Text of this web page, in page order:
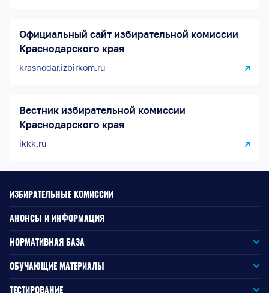
Официальный сайт избирательной комиссии
Краснодарского края
krasnodar.izbirkom.ru
Вестник избирательной комиссии
Краснодарского края
ikkk.ru
ИЗБИРАТЕЛЬНЫЕ КОМИССИИ
АНОНСЫ И ИНФОРМАЦИЯ
НОРМАТИВНАЯ БАЗА
Законодательство РФ
Законодательство КК
ОБУЧАЮЩИЕ МАТЕРИАЛЫ
Для окружной избирательной комиссии
ТЕСТИРОВАНИЕ